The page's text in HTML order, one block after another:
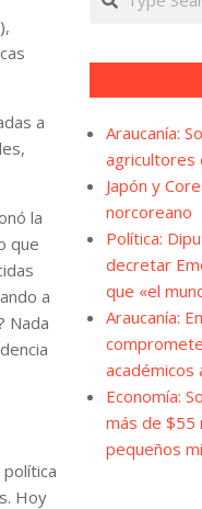
a
la
que
a
Nada
Hoy
Araucanía:
agricultores
Japón y
norcoreano
Política:
decretar
que «el
Araucanía:
académicos
Economía:
más de $55
pequeños